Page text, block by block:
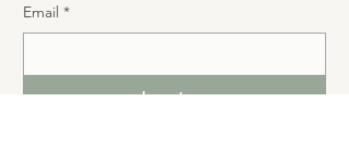
Email *
abonnieren